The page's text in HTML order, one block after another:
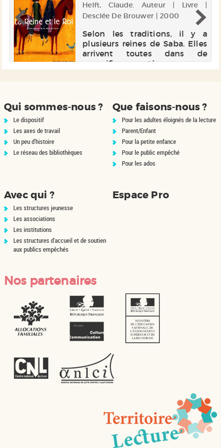
Helft, Claude. Auteur | Livre |
Desclée De Brouwer | 2000
Selon les traditions, il y a
plusieurs reines de Saba. Elles
arrivent toutes dans de
magnifiques cortèges, avec, sur
Qui sommes-nous ?
Le dispositif
Les axes de travail
Un peu d'histoire
Le réseau des bibliothèques
Que faisons-nous ?
Pour les adultes éloignés de la lecture
Parent/Enfant
Pour la petite enfance
Pour le public empêché
Pour les ados
Avec qui ?
Les structures jeunesse
Les associations
Les institutions
Les structures d'accueil et de soutien
aux publics empêchés
Espace Pro
Nos partenaires